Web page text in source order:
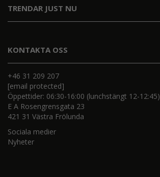
KONTAKTA OSS
+46 31 209 207
[email protected]
Öppettider: 06:30-16:00 (lunchstängt 12-12:45)
E A Rosengrensgata 23
421 31 Västra Frölunda
Sociala medier
Nyheter
TRENDAR JUST NU